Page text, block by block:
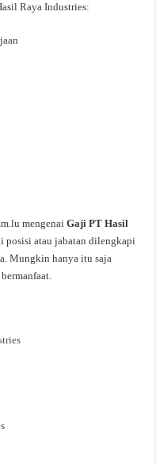
Raya Industries:
mengenaiGaji PT Hasil
posisi atau jabatan dilengkapi
Mungkin hanya itu saja